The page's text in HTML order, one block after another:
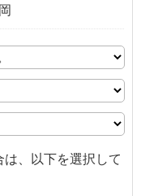
、以下を選択して